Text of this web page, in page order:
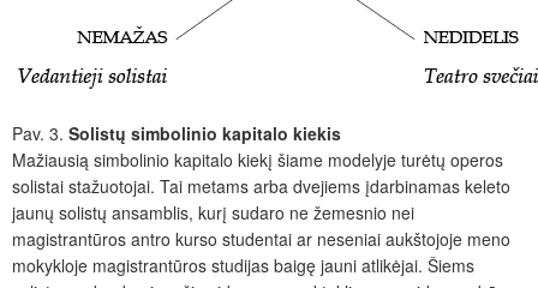
Pav. 3. Solistų simbolinio kapitalo kiekis
Mažiausią simbolinio kapitalo kiekį šiame modelyje turėtų operos
solistai stažuotojai. Tai metams arba dvejiems įdarbinamas keleto
jaunų solistų ansamblis, kurį sudaro ne žemesnio nei
magistrantūros antro kurso studentai ar neseniai aukštojoje meno
mokykloje magistrantūros studijas baigę jauni atlikėjai. Šiems